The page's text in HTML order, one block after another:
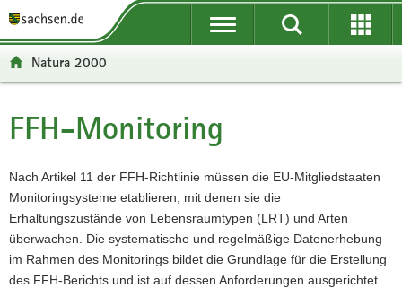
t
ü
e
r
g
r
e
i
t
n
v
i
g
a
t
i
p
n
a
l
t
t
e
n
f
o
r
m
a
t
-
e
r
e
i
c
h
Natura 2000
Hauptinhalt
FFH-Monitoring
Nach Artikel 11 der FFH-Richtlinie müssen die EU-Mitgliedstaaten
Monitoringsysteme etablieren, mit denen sie die
Erhaltungszustände von Lebensraumtypen (LRT) und Arten
überwachen. Die systematische und regelmäßige Datenerhebung
im Rahmen des Monitorings bildet die Grundlage für die Erstellung
des FFH-Berichts und ist auf dessen Anforderungen ausgerichtet.